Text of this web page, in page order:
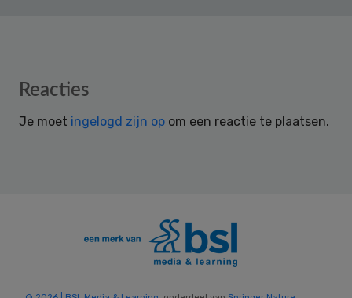
Reader
Reacties
Je moet ingelogd zijn op om een reactie te plaatsen.